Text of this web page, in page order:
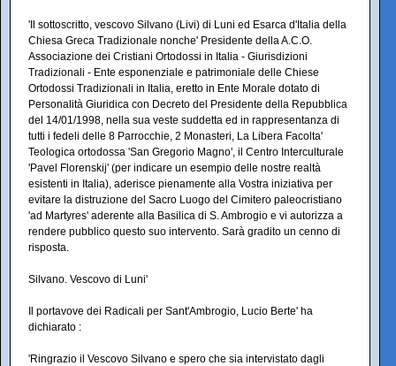
'Il sottoscritto, vescovo Silvano (Livi) di Luni ed Esarca d'Italia della
Chiesa Greca Tradizionale nonche' Presidente della A.C.O.
Associazione dei Cristiani Ortodossi in Italia - Giurisdizioni
Tradizionali - Ente esponenziale e patrimoniale delle Chiese
Ortodossi Tradizionali in Italia, eretto in Ente Morale dotato di
Personalità Giuridica con Decreto del Presidente della Repubblica
del 14/01/1998, nella sua veste suddetta ed in rappresentanza di
tutti i fedeli delle 8 Parrocchie, 2 Monasteri, La Libera Facolta'
Teologica ortodossa 'San Gregorio Magno', il Centro Interculturale
'Pavel Florenskij' (per indicare un esempio delle nostre realtà
esistenti in Italia), aderisce pienamente alla Vostra iniziativa per
evitare la distruzione del Sacro Luogo del Cimitero paleocristiano
'ad Martyres' aderente alla Basilica di S. Ambrogio e vi autorizza a
rendere pubblico questo suo intervento. Sarà gradito un cenno di
risposta.
Silvano. Vescovo di Luni'
Il portavove dei Radicali per Sant'Ambrogio, Lucio Berte' ha
dichiarato :
'Ringrazio il Vescovo Silvano e spero che sia intervistato dagli